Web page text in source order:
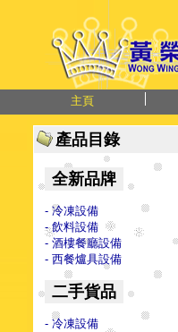
主頁
產品目錄
全新品牌
- 冷凍設備
- 飲料設備
- 酒樓餐廳設備
- 西餐爐具設備
二手貨品
- 冷凍設備